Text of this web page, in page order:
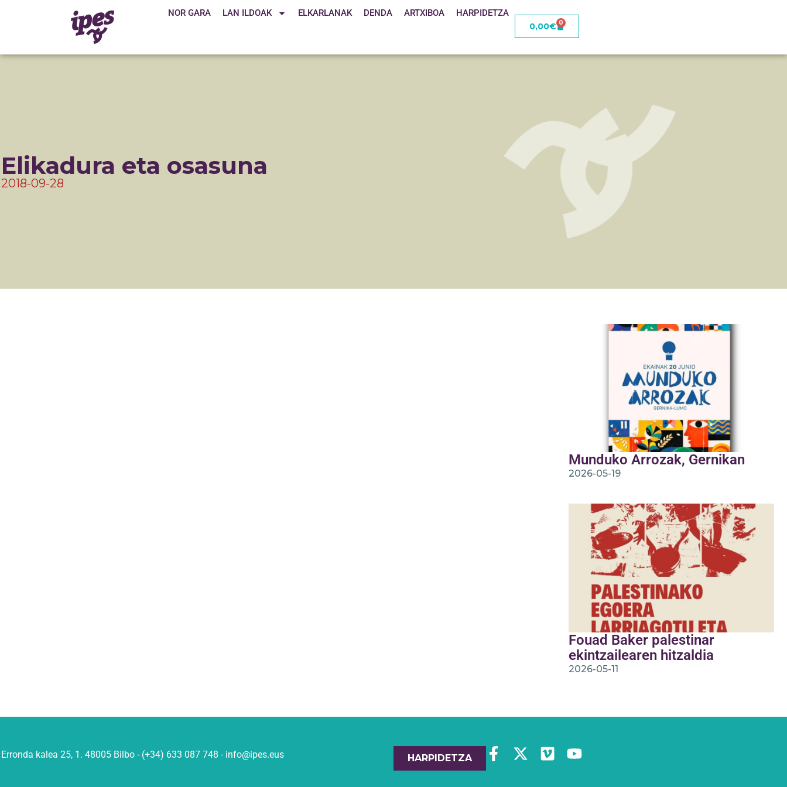
NOR GARA LAN ILDOAK ELKARLANAK DENDA ARTXIBOA
HARPIDETZA
0,00€ 0
Elikadura eta osasuna
2018-09-28
Munduko Arrozak, Gernikan
2026-05-19
Fouad Baker palestinar
ekintzailearen hitzaldia
2026-05-11
Erronda kalea 25, 1. 48005 Bilbo - (+34) 633 087 748 - info@ipes.eus HARPIDETZA